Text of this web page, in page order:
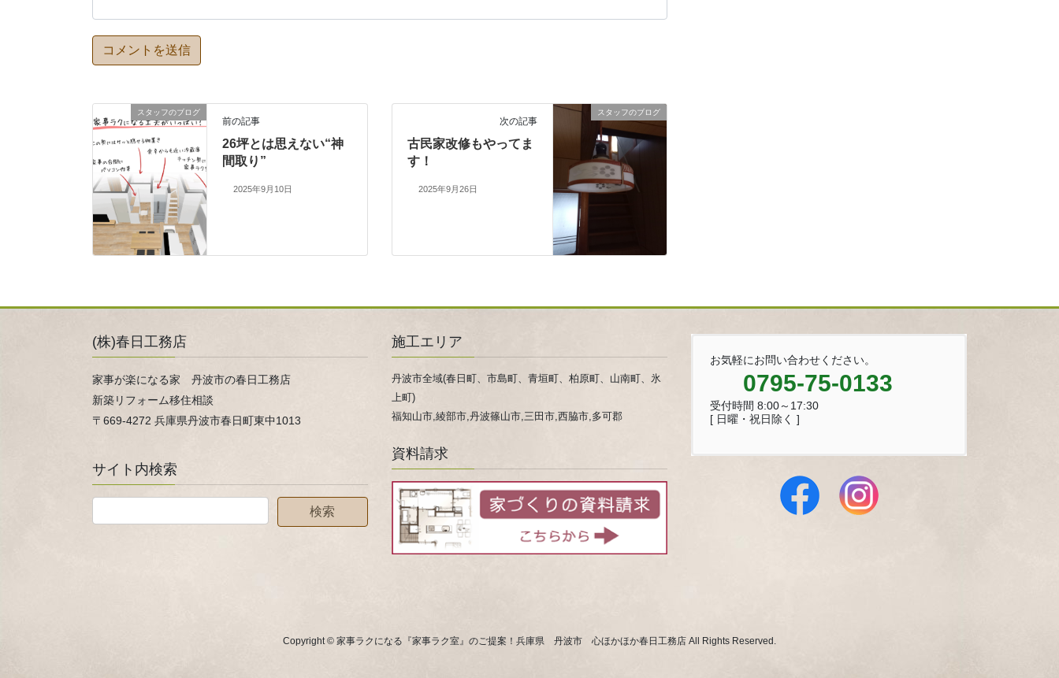
スタッフのブログ
前の記事
26坪とは思えない“神
間取り”
2025年9月10日
スタッフのブログ
次の記事
古民家改修もやってま
す！
2025年9月26日
(株)春日工務店
家事が楽になる家 丹波市の春日工務店
新築リフォーム移住相談
〒669-4272 兵庫県丹波市春日町東中1013
サイト内検索
施工エリア
丹波市全域(春日町、市島町、青垣町、柏原町、山南町、氷
上町)
福知山市,綾部市,丹波篠山市,三田市,西脇市,多可郡
資料請求
お気軽にお問い合わせください。
0795-75-0133
受付時間 8:00～17:30
[ 日曜・祝日除く ]
Copyright © 家事ラクになる『家事ラク室』のご提案！兵庫県 丹波市 心ほかほか春日工務店 All Rights Reserved.